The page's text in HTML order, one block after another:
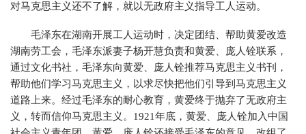
对马克思主义还不了解，就以无政府主义指导工人运动。
毛泽东在湖南开展工人运动时，决定团结、帮助黄爱改造
湖南劳工会，毛泽东派妻子杨开慧负责和黄爱、庞人铨联系，
通过文化书社，毛泽东向黄爱、庞人铨推荐马克思主义书刊，
帮助他们学习马克思主义，以求尽快把他们引导到马克思主义
道路上来。经过毛泽东的耐心教育，黄爱终于抛弃了无政府主
义，转而信仰马克思主义。1921年底，黄爱、庞人铨加入中国